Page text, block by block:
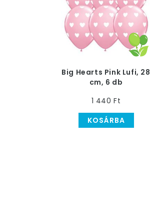
Big Hearts Pink Lufi, 28
cm, 6 db
1 440 Ft
KOSÁRBA